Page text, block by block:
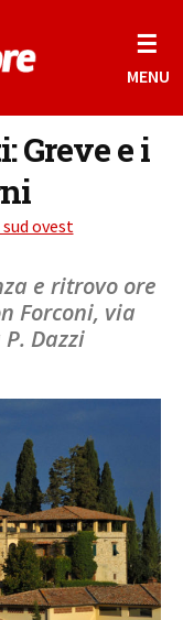
☰
MENU
Greve e i
ovest
e ritrovo ore
Forconi, via
Dazzi